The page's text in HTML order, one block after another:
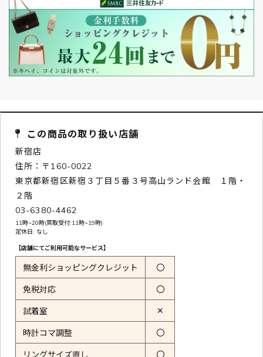
この商品の取り扱い店舗
新宿店
住所：〒160-0022
東京都新宿区新宿３丁目５番３号高山ランド会館 １階・
２階
03-6380-4462
11時~20時(買取受付:11時~19時)
定休日: なし
【店舗にてご利用可能なサービス】
無金利ショッピングクレジット 〇
免税対応 〇
試着室 ✕
時計コマ調整 〇
リングサイズ直し 〇